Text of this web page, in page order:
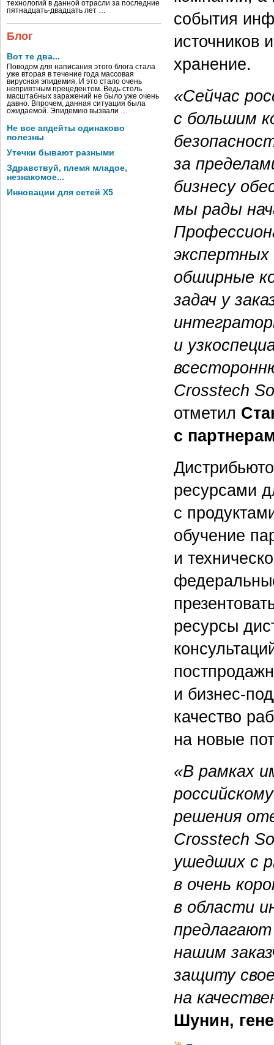
технологий в данной отрасли за последние
пятнадцать-двадцать лет …
Блог
Вот те два...
Поводом для написания этого блога стала
уже вторая в течение года массовая
вирусная эпидемия. И это стало очень
неприятным прецедентом. Ведь столь
масштабных заражений не было уже очень
давно. Впрочем, данная ситуация была
ожидаемой. Эпидемию вызвали …
Не все апдейты одинаково
полезны
Утечки бывают разными
Здравствуй, племя младое,
незнакомое...
Инновации для сетей X5
события
источников
хранение.
«Сейчас
с большим
за
бизнесу
мы рады
экспертных
обширные
задач у
и
Crosstech
отметил
с
ресурсами
с
обучение
и
ресурсы
и бизнес-
качество
на новые
«В рамках
решения
Crosstech
ушедших с
в очень
в области
предлагают
нашим
защиту
на
Шунин,